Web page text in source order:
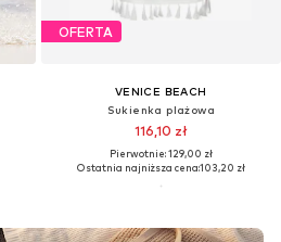
OFERTA
VENICE BEACH
Sukienka plażowa
116,10 zł
Pierwotnie: 129,00 zł
Ostatnia najniższa cena:103,20 zł